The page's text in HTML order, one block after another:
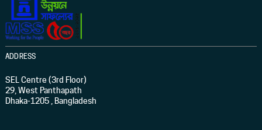
ADDRESS
SEL Centre (3rd Floor)
29, West Panthapath
Dhaka-1205 , Bangladesh